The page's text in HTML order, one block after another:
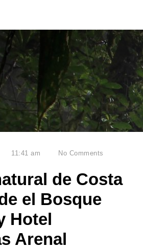
11:41 am No Comments
de Costa
el Bosque
Hotel
Arenal